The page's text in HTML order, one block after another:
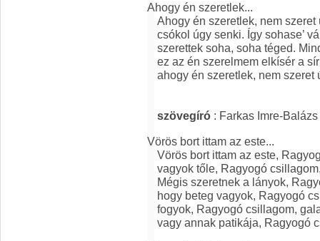
Ahogy én szeretlek...
Ahogy én szeretlek, nem
csókol úgy senki. Így sohase’
szerettek soha, soha téged.
ez az én szerelmem elkísér a
ahogy én szeretlek, nem szeret
szövegíró : Farkas Imre-
Vörös bort ittam az este...
Vörös bort ittam az este,
vagyok tőle, Ragyogó
Mégis szeretnek a lányok,
hogy beteg vagyok, Ragyogó
fogyok, Ragyogó csillagom,
vagy annak patikája, Ragyogó